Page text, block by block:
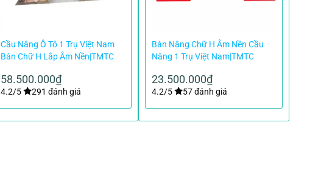
Cầu Nâng Ô Tô 1 Trụ Việt Nam
Bàn Chữ H Lắp Âm Nền|TMTC
58.500.000₫
4.2/5 291 đánh giá
Bàn Nâng Chữ H Âm Nền Cầu
Nâng 1 Trụ Việt Nam|TMTC
23.500.000₫
4.2/5 57 đánh giá